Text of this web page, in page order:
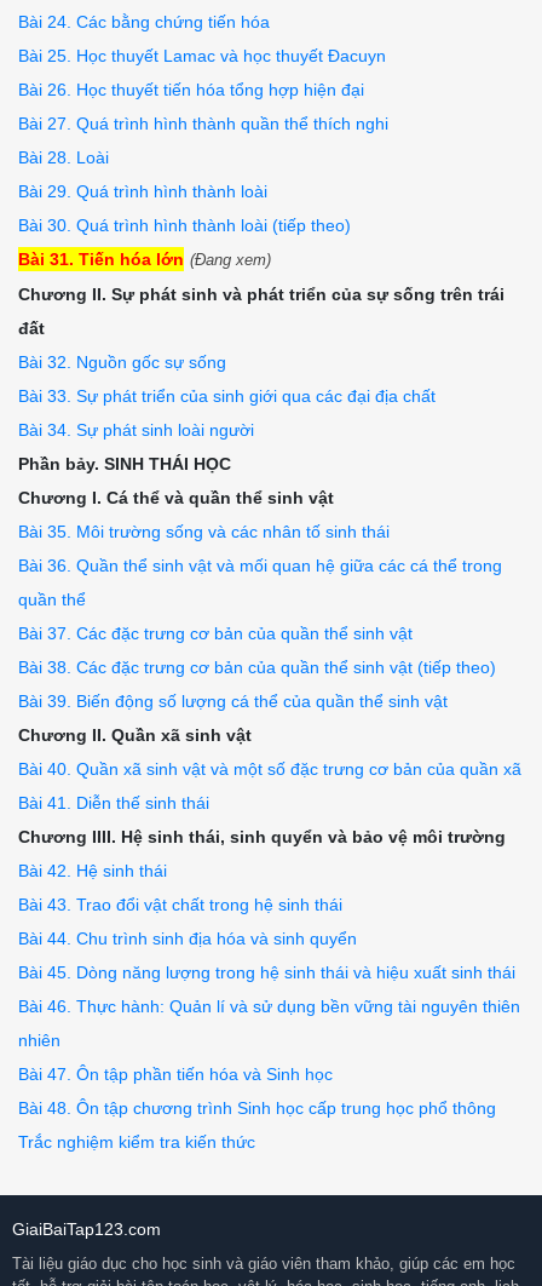
Bài 24. Các bằng chứng tiến hóa
Bài 25. Học thuyết Lamac và học thuyết Đacuyn
Bài 26. Học thuyết tiến hóa tổng hợp hiện đại
Bài 27. Quá trình hình thành quần thể thích nghi
Bài 28. Loài
Bài 29. Quá trình hình thành loài
Bài 30. Quá trình hình thành loài (tiếp theo)
Bài 31. Tiến hóa lớn (Đang xem)
Chương II. Sự phát sinh và phát triển của sự sống trên trái
đất
Bài 32. Nguồn gốc sự sống
Bài 33. Sự phát triển của sinh giới qua các đại địa chất
Bài 34. Sự phát sinh loài người
Phần bảy. SINH THÁI HỌC
Chương I. Cá thể và quần thể sinh vật
Bài 35. Môi trường sống và các nhân tố sinh thái
Bài 36. Quần thể sinh vật và mối quan hệ giữa các cá thể trong
quần thể
Bài 37. Các đặc trưng cơ bản của quần thể sinh vật
Bài 38. Các đặc trưng cơ bản của quần thể sinh vật (tiếp theo)
Bài 39. Biến động số lượng cá thể của quần thể sinh vật
Chương II. Quần xã sinh vật
Bài 40. Quần xã sinh vật và một số đặc trưng cơ bản của quần xã
Bài 41. Diễn thế sinh thái
Chương IIII. Hệ sinh thái, sinh quyển và bảo vệ môi trường
Bài 42. Hệ sinh thái
Bài 43. Trao đổi vật chất trong hệ sinh thái
Bài 44. Chu trình sinh địa hóa và sinh quyển
Bài 45. Dòng năng lượng trong hệ sinh thái và hiệu xuất sinh thái
Bài 46. Thực hành: Quản lí và sử dụng bền vững tài nguyên thiên
nhiên
Bài 47. Ôn tập phần tiến hóa và Sinh học
Bài 48. Ôn tập chương trình Sinh học cấp trung học phổ thông
Trắc nghiệm kiểm tra kiến thức
GiaiBaiTap123.com
Tài liệu giáo dục cho học sinh và giáo viên tham khảo, giúp các em học